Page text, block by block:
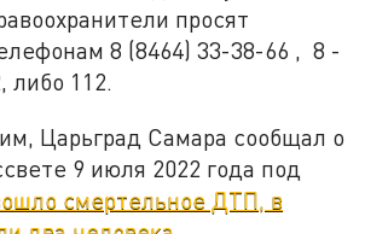
просят
8 (8464) 33-38-66 , 8 -
либо 112.
Царьград Самара сообщал о
9 июля 2022 года под
смертельное ДТП, в